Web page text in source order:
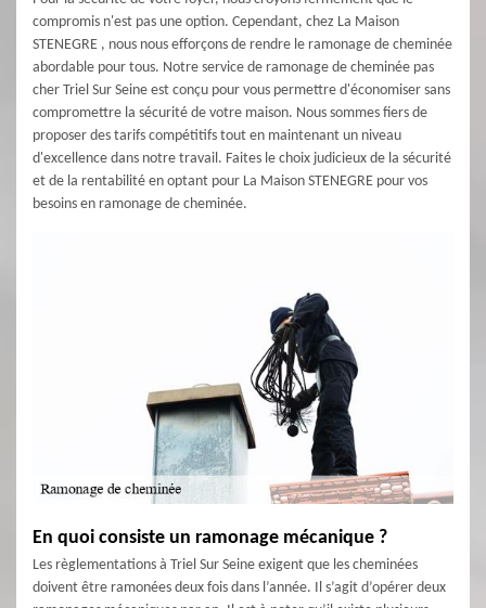
compromis n'est pas une option. Cependant, chez La Maison
STENEGRE , nous nous efforçons de rendre le ramonage de cheminée
abordable pour tous. Notre service de ramonage de cheminée pas
cher Triel Sur Seine est conçu pour vous permettre d'économiser sans
compromettre la sécurité de votre maison. Nous sommes fiers de
proposer des tarifs compétitifs tout en maintenant un niveau
d'excellence dans notre travail. Faites le choix judicieux de la sécurité
et de la rentabilité en optant pour La Maison STENEGRE pour vos
besoins en ramonage de cheminée.
En quoi consiste un ramonage mécanique ?
Les règlementations à Triel Sur Seine exigent que les cheminées
doivent être ramonées deux fois dans l’année. Il s’agit d’opérer deux